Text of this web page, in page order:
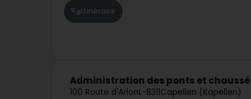
Itinéraire
Administration des ponts et
100 Route d'ArlonL-8311Capellen (Kapellen)